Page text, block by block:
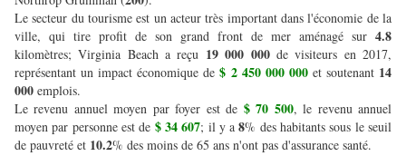
Le secteur du tourisme est un acteur très important dans l'économie de la
ville, qui tire profit de son grand front de mer aménagé sur 4.8
kilomètres; Virginia Beach a reçu 19 000 000de visiteurs en 2017,
représentant un impact économique de$ 2 450 000 000et soutenant 14
000 emplois.
Le revenu annuel moyen par foyer est de $ 70 500, le revenu annuel
moyen par personne est de $ 34 607; il y a8% des habitants sous le seuil
de pauvreté et 10.2% des moins de 65 ans n'ont pas d'assurance santé.